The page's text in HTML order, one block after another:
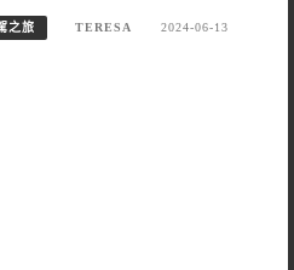
之旅 TERESA
2024-06-13